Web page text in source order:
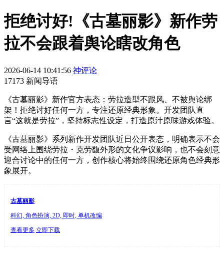
拒绝讨好!《古墓丽影》新作劳
拉不会跟着舆论瞎改角色
2026-06-14 10:41:56 神评论
17173 新闻导语
《古墓丽影》新作官方表态：劳拉造型不跟风、不被舆论绑
架！拒绝讨好任何一方，专注还原经典形象。开发团队直
言“这就是劳拉”，坚持标志性设定，打造原汁原味游戏体验。
《古墓丽影》系列新作开发团队近日公开表态，明确表示不会
受网络上围绕劳拉・克劳馥外形的文化争议影响，也不会刻意
迎合讨论中的任何一方，创作核心将始终围绕还原角色经典形
象展开。
古墓丽影
科幻, 角色扮演, 2D, 即时, 单机改编
查看更多 立即下载